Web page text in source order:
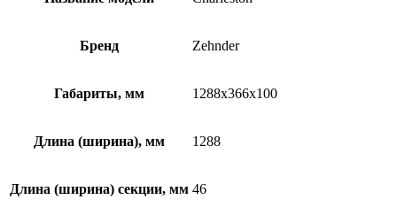
Бренд Zehnder
Габариты, мм 1288x366x100
Длина (ширина), мм 1288
Длина (ширина) секции, мм 46